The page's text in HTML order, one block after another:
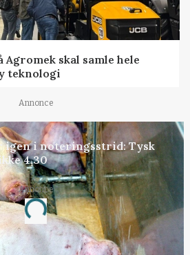
skal samle hele
teknologi
Annonce
igen i noteringsstrid: Tysk
4,30
Annonce
Loading...